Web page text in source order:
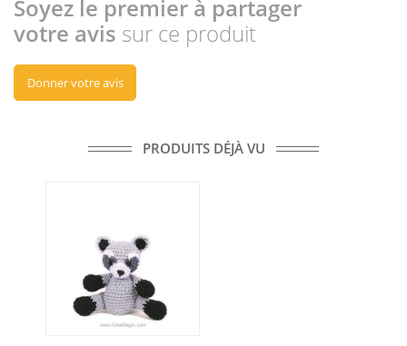
Soyez le premier à partager
votre avis sur ce produit
Donner votre avis
PRODUITS DÉJÀ VU